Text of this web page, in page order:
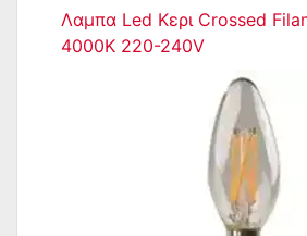
Λαμπα Led Κερι Crossed
4000K 220-240V